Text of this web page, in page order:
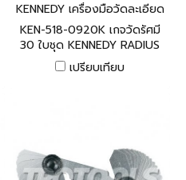
KENNEDY เครื่องมือวัดละเอียด
KEN-518-0920K
KEN-518-0920K เกจวัดรัศมี
30 ใบชุด KENNEDY RADIUS
GAUGE
เปรียบเทียบ